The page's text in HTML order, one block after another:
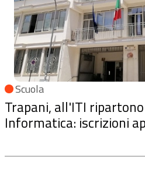
Scuola
Trapani, all'ITI
Informatica: iscrizioni